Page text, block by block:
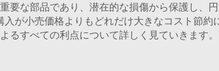
要な部品であり、潜在的な損傷から保護し、
が小売価格よりもどれだけ大きなコスト節
るすべての利点について詳しく見ていきます。